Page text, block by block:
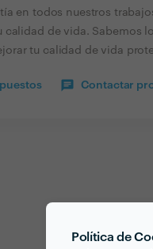
Política de
en todos nuestros
calidad de vida. Sabemos
tu calidad de vida
Contactar